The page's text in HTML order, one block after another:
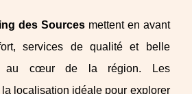
des Sources mettent en avant
services de qualité et belle
au cœur de la région. Les
localisation idéale pour explorer